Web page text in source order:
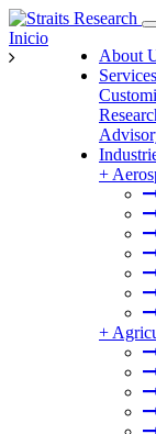
About
Services
+
+
Inicio